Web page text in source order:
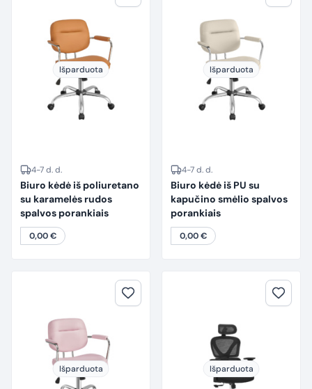
Išparduota
4-7 d. d.
Biuro kėdė iš poliuretano
su karamelės rudos
spalvos porankiais
0,00€
Išparduota
4-7 d. d.
Biuro kėdė iš PU su
kapučino smėlio spalvos
porankiais
0,00€
Išparduota Išparduota